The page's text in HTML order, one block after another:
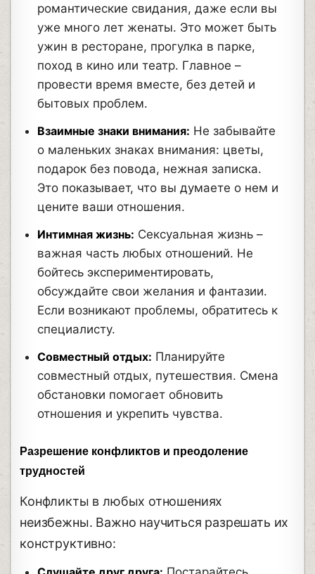
романтические свидания, даже если вы
уже много лет женаты. Это может быть
ужин в ресторане, прогулка в парке,
поход в кино или театр. Главное –
провести время вместе, без детей и
бытовых проблем.
Взаимные знаки внимания: Не забывайте
о маленьких знаках внимания: цветы,
подарок без повода, нежная записка.
Это показывает, что вы думаете о нем и
цените ваши отношения.
Интимная жизнь: Сексуальная жизнь –
важная часть любых отношений. Не
бойтесь экспериментировать,
обсуждайте свои желания и фантазии.
Если возникают проблемы, обратитесь к
специалисту.
Совместный отдых: Планируйте
совместный отдых, путешествия. Смена
обстановки помогает обновить
отношения и укрепить чувства.
Разрешение конфликтов и преодоление
трудностей
Конфликты в любых отношениях
неизбежны. Важно научиться разрешать их
конструктивно: